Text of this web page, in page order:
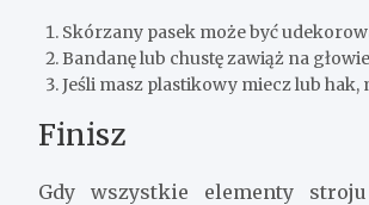
Skórzany pasek może być
Bandanę lub chustę zawiąż na
Jeśli masz plastikowy miecz lub
Finisz
Gdy wszystkie elementy